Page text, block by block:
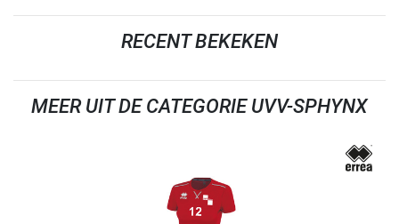
RECENT BEKEKEN
MEER UIT DE CATEGORIE UVV-SPHYNX